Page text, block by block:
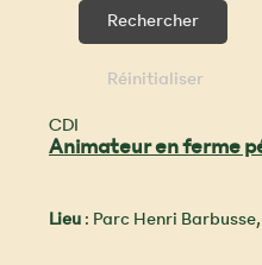
CDI
Animateur en ferme
Lieu: Parc Henri